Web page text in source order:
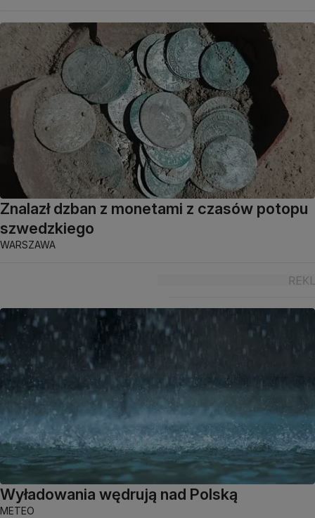
Znalazł dzban z monetami z czasów potopu
szwedzkiego
WARSZAWA
Wyładowania wędrują nad Polską
METEO